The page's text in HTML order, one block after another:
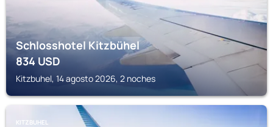
Schlosshotel Kitzbühel
834USD
Kitzbuhel, 14 agosto 2026, 2 noches
KITZBUHEL